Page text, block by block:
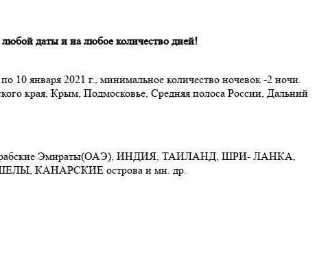
даты и на любое количество дней!
10 января 2021 г., минимальное количество ночевок -2 ночи.
края, Крым, Подмосковье, Средняя полоса России, Дальний
Эмираты(ОАЭ), ИНДИЯ, ТАИЛАНД, ШРИ- ЛАНКА,
КАНАРСКИЕ острова и мн. др.